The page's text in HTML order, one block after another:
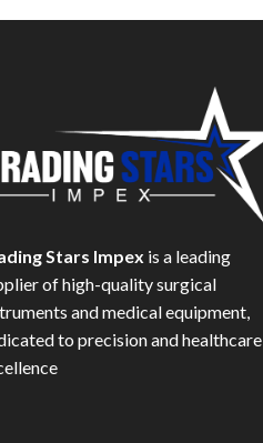
Stars Impex is a leading
of high-quality surgical
and medical equipment,
to precision and healthcare